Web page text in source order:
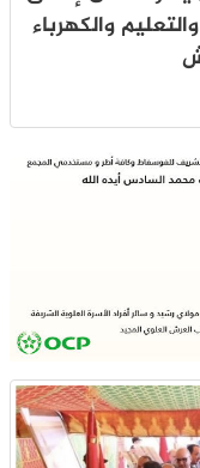
والكهرباء